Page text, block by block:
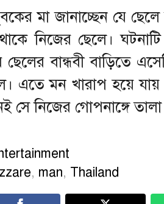
মা জানাচ্ছেন যে
নিজের ছেলে।
বান্ধবী বাড়িতে
এতে মন খারাপ হয়ে যায়
সে নিজের গোপনাঙ্গে তালা
, man, Thailand